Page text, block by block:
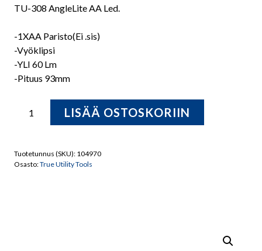
TU-308 AngleLite AA Led.
-1XAA Paristo(Ei .sis)
-Vyöklipsi
-YLI 60 Lm
-Pituus 93mm
Utility
AngleLite
LISÄÄ OSTOSKORIIN
Tuotetunnus (SKU): 104970
Osasto:True Utility Tools